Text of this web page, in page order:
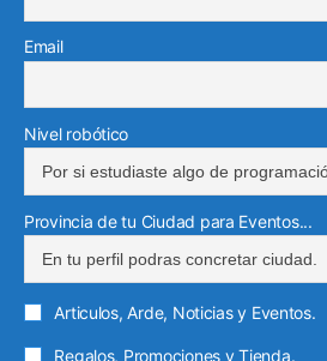
Email
Nivel robótico
Provincia de tu Ciudad para Eventos...
Articulos, Arde, Noticias y Eventos.
Regalos, Promociones y Tienda.